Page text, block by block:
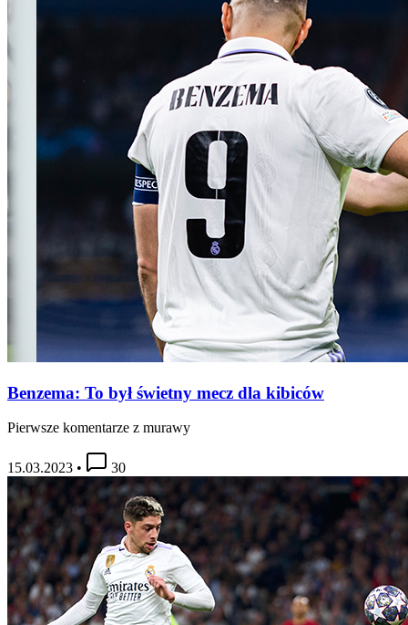
Benzema: To był świetny mecz dla kibiców
Pierwsze komentarze z murawy
15.03.2023 • 30